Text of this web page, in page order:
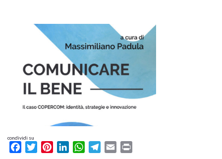
condividi su
FacebookTwitterPinterestLinkedInWhatsAppTelegram
Email